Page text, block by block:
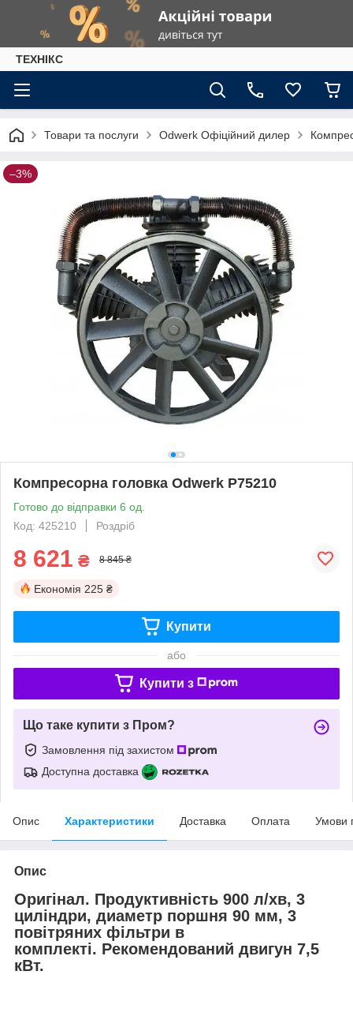
ТЕХНІКС
Товари та послуги Odwerk Офіційний дилер
–3%
Компресорна головка Odwerk P75210
Готово до відправки 6 од.
Код: 425210
Роздріб
8 621 ₴ 8 845 ₴
Економія 225 ₴
Купити
або
Купити з
Що таке купити з Пром?
Замовлення під захистом
Доступна доставка
Опис Характеристики Доставка Оплата Умови
Опис
Оригінал. Продуктивність 900 л/хв, 3
циліндри, диаметр поршня 90 мм, 3
повітряних фільтри в
комплекті. Рекомендований двигун 7,5
кВт.